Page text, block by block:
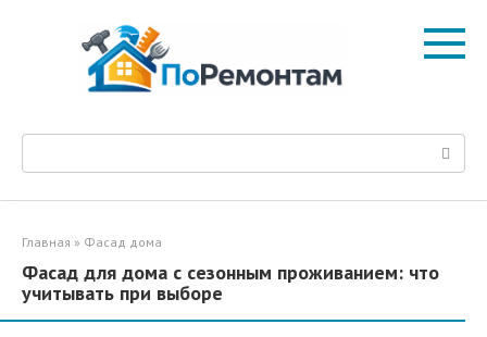
Поиск:
Главная » Фасад дома
Фасад для дома с сезонным проживанием: что
учитывать при выборе